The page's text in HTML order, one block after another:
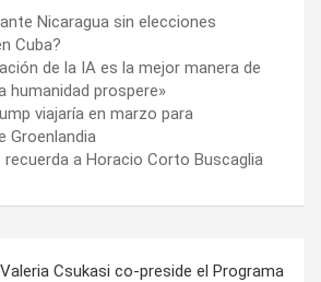
Nicaragua sin elecciones
Cuba?
de la IA es la mejor manera de
humanidad prospere»
viajaría en marzo para
Groenlandia
recuerda a Horacio Corto Buscaglia
Csukasi co-preside el Programa